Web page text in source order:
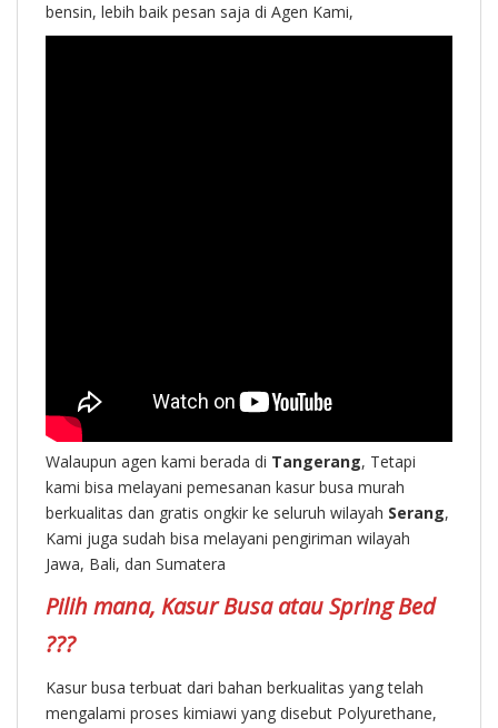
bensin, lebih baik pesan saja di Agen Kami,
Walaupun agen kami berada di Tangerang, Tetapi
kami bisa melayani pemesanan kasur busa murah
berkualitas dan gratis ongkir ke seluruh wilayah Serang,
Kami juga sudah bisa melayani pengiriman wilayah
Jawa, Bali, dan Sumatera
Pilih mana, Kasur Busa atau Spring Bed
???
Kasur busa terbuat dari bahan berkualitas yang telah
mengalami proses kimiawi yang disebut Polyurethane,